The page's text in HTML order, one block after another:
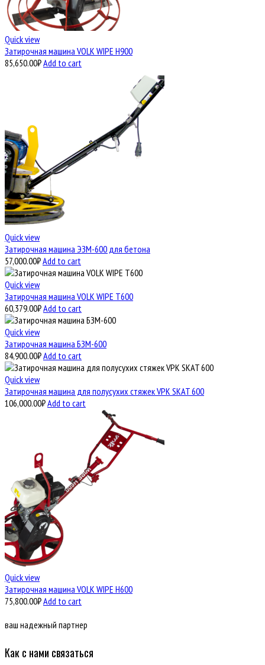
Quick view
Затирочная машина VOLK WIPE H900
85,650.00₽Add to cart
Quick view
Затирочная машина ЭЗМ-600 для бетона
57,000.00₽Add to cart
Quick view
Затирочная машина VOLK WIPE T600
60,379.00₽Add to cart
Quick view
Затирочная машина БЗМ-600
84,900.00₽Add to cart
Quick view
Затирочная машина для полусухих стяжек VPK SKAT 600
106,000.00₽Add to cart
Quick view
Затирочная машина VOLK WIPE H600
75,800.00₽Add to cart
ваш надежный партнер
Как с нами связаться